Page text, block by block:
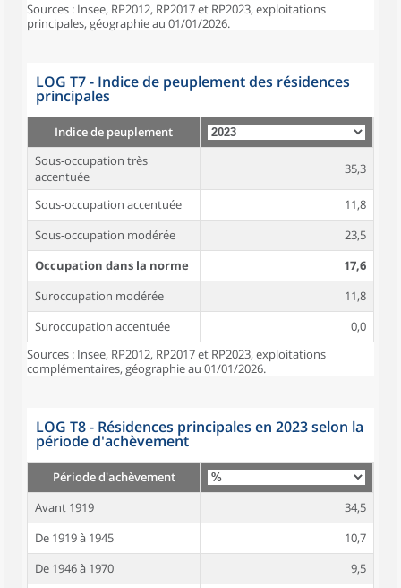
Sources : Insee, RP2012, RP2017 et RP2023, exploitations
principales, géographie au 01/01/2026.
LOG T7 - Indice de peuplement des résidences
principales
Indice de peuplement
Sous-occupation très
accentuée
35,3
Sous-occupation accentuée
11,8
Sous-occupation modérée
23,5
Occupation dans la norme
17,6
Suroccupation modérée
11,8
Suroccupation accentuée
0,0
Sources : Insee, RP2012, RP2017 et RP2023, exploitations
complémentaires, géographie au 01/01/2026.
LOG T8 - Résidences principales en 2023 selon la
période d'achèvement
Période d'achèvement
Avant 1919
34,5
De 1919 à 1945
10,7
De 1946 à 1970
9,5